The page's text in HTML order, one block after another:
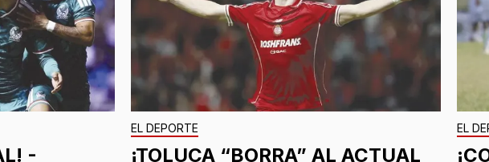
-
EL DEPORTE
¡TOLUCA “BORRA” AL ACTUAL
EL